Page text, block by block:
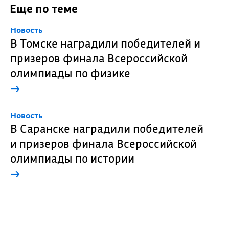
Еще по теме
Новость
В Томске наградили победителей и
призеров финала Всероссийской
олимпиады по физике
→
Новость
В Саранске наградили победителей
и призеров финала Всероссийской
олимпиады по истории
→